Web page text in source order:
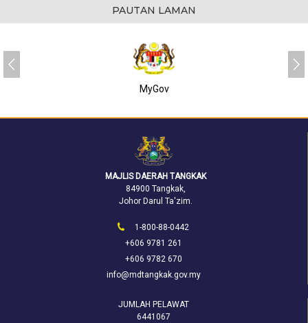
PAUTAN LAMAN
MyGov
MAJLIS DAERAH TANGKAK
84900 Tangkak,
Johor Darul Ta'zim.
1-800-88-0442
+606 9781 261
+606 9782 670
info@mdtangkak.gov.my
JUMLAH PELAWAT
6441067